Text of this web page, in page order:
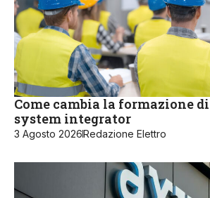
Come cambia la formazione
system integrator
3 Agosto 2026Redazione Elettro